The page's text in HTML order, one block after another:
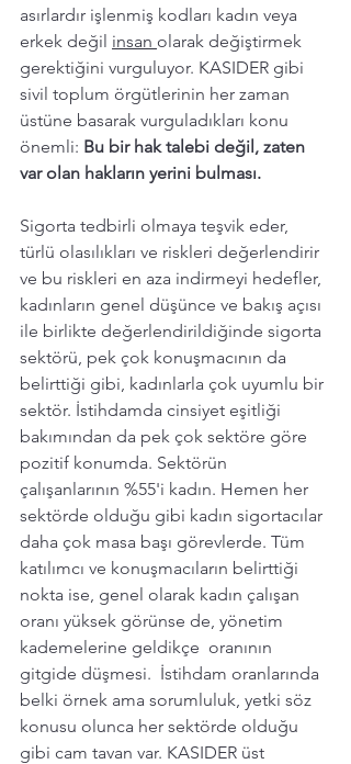
asırlardır işlenmiş kodları kadın veya
erkek değil insan olarak değiştirmek
gerektiğini vurguluyor. KASIDER gibi
sivil toplum örgütlerinin her zaman
üstüne basarak vurguladıkları konu
önemli: Bu bir hak talebi değil, zaten
var olan hakların yerini bulması.
Sigorta tedbirli olmaya teşvik eder,
türlü olasılıkları ve riskleri değerlendirir
ve bu riskleri en aza indirmeyi hedefler,
kadınların genel düşünce ve bakış açısı
ile birlikte değerlendirildiğinde sigorta
sektörü, pek çok konuşmacının da
belirttiği gibi, kadınlarla çok uyumlu bir
sektör. İstihdamda cinsiyet eşitliği
bakımından da pek çok sektöre göre
pozitif konumda. Sektörün
çalışanlarının %55'i kadın. Hemen her
sektörde olduğu gibi kadın sigortacılar
daha çok masa başı görevlerde. Tüm
katılımcı ve konuşmacıların belirttiği
nokta ise, genel olarak kadın çalışan
oranı yüksek görünse de, yönetim
kademelerine geldikçe  oranının
gitgide düşmesi.  İstihdam oranlarında
belki örnek ama sorumluluk, yetki söz
konusu olunca her sektörde olduğu
gibi cam tavan var. KASIDER üst